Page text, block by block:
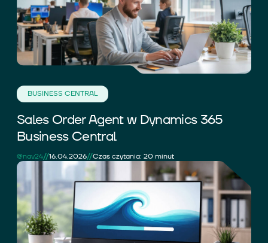
BUSINESS CENTRAL
Sales Order Agent w Dynamics 365
Business Central
@nav24//16.04.2026//Czas czytania: 20 minut